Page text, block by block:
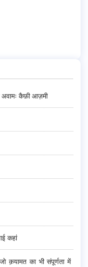
अवामः कैफ़ी आज़मी
कहां
क़यामत का भी संपूर्णता में